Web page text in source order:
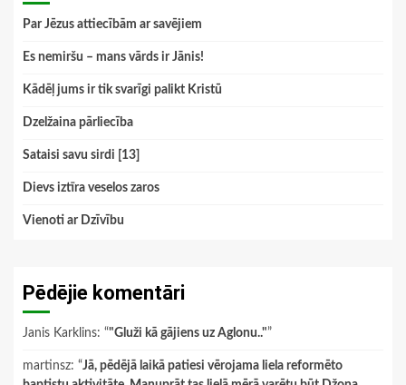
Par Jēzus attiecībām ar savējiem
Es nemiršu – mans vārds ir Jānis!
Kādēļ jums ir tik svarīgi palikt Kristū
Dzelžaina pārliecība
Sataisi savu sirdi [13]
Dievs iztīra veselos zaros
Vienoti ar Dzīvību
Pēdējie komentāri
Janis Karklins: “"Gluži kā gājiens uz Aglonu.."”
martinsz: “Jā, pēdējā laikā patiesi vērojama liela reformēto